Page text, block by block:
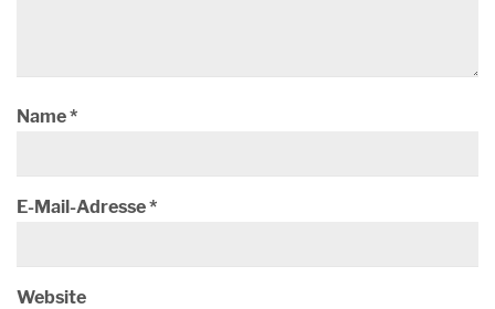
Name*
E-Mail-Adresse*
Website